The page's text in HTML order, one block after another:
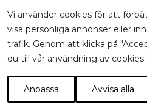
Vi använder cookies för att
visa personliga annonser eller
trafik. Genom att klicka på
du till vår användning av cookies.
Anpassa Avvisa alla